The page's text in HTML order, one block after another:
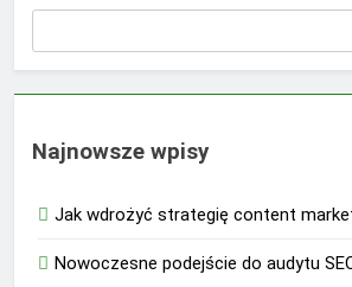
Najnowsze wpisy
Jak wdrożyć strategię content
Nowoczesne podejście do audytu